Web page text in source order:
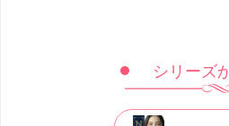
シリーズ